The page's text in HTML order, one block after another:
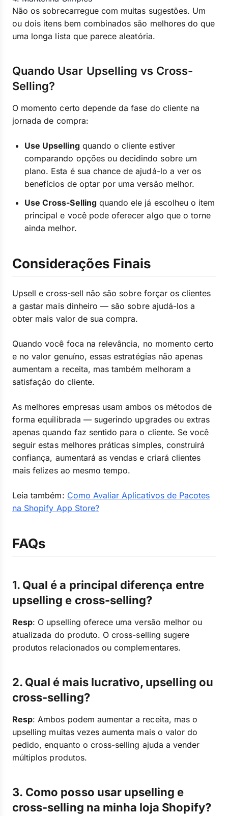
Não os sobrecarregue com muitas sugestões. Um
ou dois itens bem combinados são melhores do que
uma longa lista que parece aleatória.
Quando Usar Upselling vs Cross-
Selling?
O momento certo depende da fase do cliente na
jornada de compra:
Use Upsellingquando o cliente estiver
comparando opções ou decidindo sobre um
plano. Esta é sua chance de ajudá-lo a ver os
benefícios de optar por uma versão melhor.
Use Cross-Sellingquando ele já escolheu o item
principal e você pode oferecer algo que o torne
ainda melhor.
Considerações Finais
Upsell e cross-sell não são sobre forçar os clientes
a gastar mais dinheiro — são sobre ajudá-los a
obter mais valor de sua compra.
Quando você foca na relevância, no momento certo
e no valor genuíno, essas estratégias não apenas
aumentam a receita, mas também melhoram a
satisfação do cliente.
As melhores empresas usam ambos os métodos de
forma equilibrada — sugerindo upgrades ou extras
apenas quando faz sentido para o cliente. Se você
seguir estas melhores práticas simples, construirá
confiança, aumentará as vendas e criará clientes
mais felizes ao mesmo tempo.
Leia também: Como Avaliar Aplicativos de Pacotes
na Shopify App Store?
FAQs
1. Qual é a principal diferença entre
upselling e cross-selling?
Resp: O upselling oferece uma versão melhor ou
atualizada do produto. O cross-selling sugere
produtos relacionados ou complementares.
2. Qual é mais lucrativo, upselling ou
cross-selling?
Resp: Ambos podem aumentar a receita, mas o
upselling muitas vezes aumenta mais o valor do
pedido, enquanto o cross-selling ajuda a vender
múltiplos produtos.
3. Como posso usar upselling e
cross-selling na minha loja Shopify?